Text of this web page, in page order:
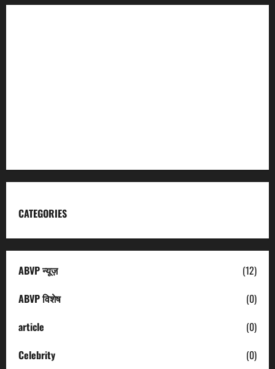
CATEGORIES
ABVP न्यूज़
(12)
ABVP विशेष
(0)
article
(0)
Celebrity
(0)